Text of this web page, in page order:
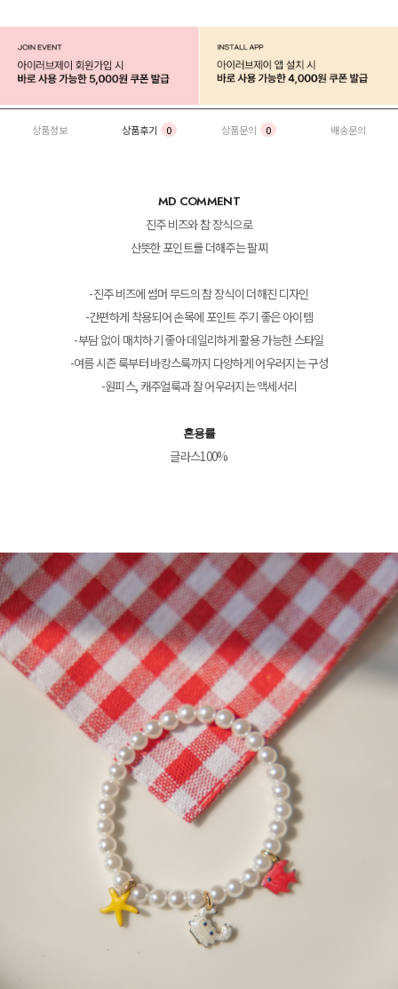
상품정보 상품후기 0 상품문의 0 배송문의
MD COMMENT
진주 비즈와 참 장식으로
산뜻한 포인트를 더해주는 팔찌
-진주 비즈에 썸머 무드의 참 장식이 더해진 디자인
-간편하게 착용되어 손목에 포인트 주기 좋은 아이템
-부담 없이 매치하기 좋아 데일리하게 활용 가능한 스타일
-여름 시즌 룩부터 바캉스룩까지 다양하게 어우러지는 구성
-원피스, 캐주얼룩과 잘 어우러지는 액세서리
혼용률
글라스100%